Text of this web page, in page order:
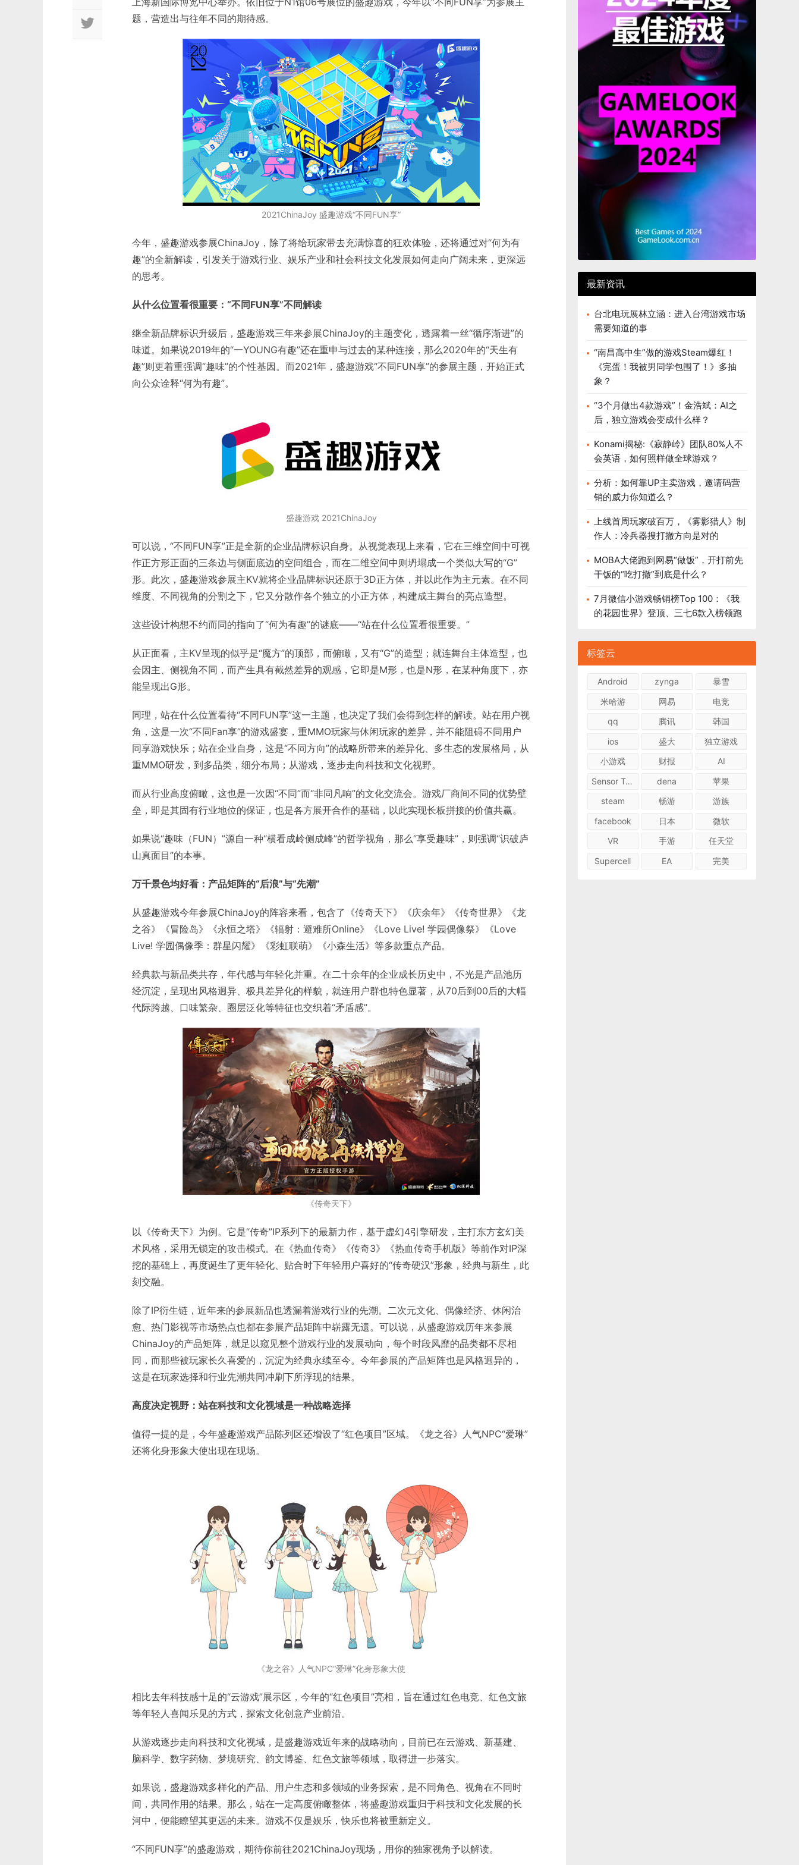
题，营造出与往年不同的期待感。
2021ChinaJoy 盛趣游戏“不同FUN享”
今年，盛趣游戏参展ChinaJoy，除了将给玩家带去充满惊喜的狂欢体验，还将通过对“何为有
趣”的全新解读，引发关于游戏行业、娱乐产业和社会科技文化发展如何走向广阔未来，更深远
的思考。
从什么位置看很重要：“不同FUN享”不同解读
继全新品牌标识升级后，盛趣游戏三年来参展ChinaJoy的主题变化，透露着一丝“循序渐进”的
味道。如果说2019年的“一YOUNG有趣”还在重申与过去的某种连接，那么2020年的“天生有
趣”则更着重强调“趣味”的个性基因。而2021年，盛趣游戏“不同FUN享”的参展主题，开始正式
向公众诠释“何为有趣”。
盛趣游戏 2021ChinaJoy
可以说，“不同FUN享”正是全新的企业品牌标识自身。从视觉表现上来看，它在三维空间中可视
作正方形正面的三条边与侧面底边的空间组合，而在二维空间中则坍塌成一个类似大写的“G”
形。此次，盛趣游戏参展主KV就将企业品牌标识还原于3D正方体，并以此作为主元素。在不同
维度、不同视角的分割之下，它又分散作各个独立的小正方体，构建成主舞台的亮点造型。
这些设计构想不约而同的指向了“何为有趣”的谜底——“站在什么位置看很重要。”
从正面看，主KV呈现的似乎是“魔方”的顶部，而俯瞰，又有“G”的造型；就连舞台主体造型，也
会因主、侧视角不同，而产生具有截然差异的观感，它即是M形，也是N形，在某种角度下，亦
能呈现出G形。
同理，站在什么位置看待“不同FUN享”这一主题，也决定了我们会得到怎样的解读。站在用户视
角，这是一次“不同Fan享”的游戏盛宴，重MMO玩家与休闲玩家的差异，并不能阻碍不同用户
同享游戏快乐；站在企业自身，这是“不同方向”的战略所带来的差异化、多生态的发展格局，从
重MMO研发，到多品类，细分布局；从游戏，逐步走向科技和文化视野。
而从行业高度俯瞰，这也是一次因“不同”而“非同凡响”的文化交流会。游戏厂商间不同的优势壁
垒，即是其固有行业地位的保证，也是各方展开合作的基础，以此实现长板拼接的价值共赢。
如果说“趣味（FUN）”源自一种“横看成岭侧成峰”的哲学视角，那么“享受趣味”，则强调“识破庐
山真面目”的本事。
万千景色均好看：产品矩阵的“后浪”与“先潮”
从盛趣游戏今年参展ChinaJoy的阵容来看，包含了《传奇天下》《庆余年》《传奇世界》《龙
之谷》《冒险岛》《永恒之塔》《辐射：避难所Online》《Love Live! 学园偶像祭》《Love
Live! 学园偶像季：群星闪耀》《彩虹联萌》《小森生活》等多款重点产品。
经典款与新品类共存，年代感与年轻化并重。在二十余年的企业成长历史中，不光是产品池历
经沉淀，呈现出风格迥异、极具差异化的样貌，就连用户群也特色显著，从70后到00后的大幅
代际跨越、口味繁杂、圈层泛化等特征也交织着“矛盾感”。
《传奇天下》
以《传奇天下》为例。它是“传奇”IP系列下的最新力作，基于虚幻4引擎研发，主打东方玄幻美
术风格，采用无锁定的攻击模式。在《热血传奇》《传奇3》《热血传奇手机版》等前作对IP深
挖的基础上，再度诞生了更年轻化、贴合时下年轻用户喜好的“传奇硬汉”形象，经典与新生，此
刻交融。
除了IP衍生链，近年来的参展新品也透漏着游戏行业的先潮。二次元文化、偶像经济、休闲治
愈、热门影视等市场热点也都在参展产品矩阵中崭露无遗。可以说，从盛趣游戏历年来参展
ChinaJoy的产品矩阵，就足以窥见整个游戏行业的发展动向，每个时段风靡的品类都不尽相
同，而那些被玩家长久喜爱的，沉淀为经典永续至今。今年参展的产品矩阵也是风格迥异的，
这是在玩家选择和行业先潮共同冲刷下所浮现的结果。
高度决定视野：站在科技和文化视域是一种战略选择
值得一提的是，今年盛趣游戏产品陈列区还增设了“红色项目”区域。《龙之谷》人气NPC“爱琳”
还将化身形象大使出现在现场。
《龙之谷》人气NPC“爱琳”化身形象大使
相比去年科技感十足的“云游戏”展示区，今年的“红色项目”亮相，旨在通过红色电竞、红色文旅
等年轻人喜闻乐见的方式，探索文化创意产业前沿。
从游戏逐步走向科技和文化视域，是盛趣游戏近年来的战略动向，目前已在云游戏、新基建、
脑科学、数字药物、梦境研究、韵文博鉴、红色文旅等领域，取得进一步落实。
如果说，盛趣游戏多样化的产品、用户生态和多领域的业务探索，是不同角色、视角在不同时
间，共同作用的结果。那么，站在一定高度俯瞰整体，将盛趣游戏重归于科技和文化发展的长
河中，便能瞭望其更远的未来。游戏不仅是娱乐，快乐也将被重新定义。
“不同FUN享”的盛趣游戏，期待你前往2021ChinaJoy现场，用你的独家视角予以解读。
最新资讯
台北电玩展林立涵：进入台湾游戏市场
需要知道的事
“南昌高中生”做的游戏Steam爆红！
《完蛋！我被男同学包围了！》多抽
象？
“3个月做出4款游戏”！金浩斌：AI之
后，独立游戏会变成什么样？
Konami揭秘:《寂静岭》团队80%人不
会英语，如何照样做全球游戏？
分析：如何靠UP主卖游戏，邀请码营
销的威力你知道么？
上线首周玩家破百万，《雾影猎人》制
作人：冷兵器搜打撤方向是对的
MOBA大佬跑到网易“做饭”，开打前先
干饭的“吃打撤”到底是什么？
7月微信小游戏畅销榜Top 100：《我
的花园世界》登顶、三七6款入榜领跑
标签云
Android zynga
暴雪
米哈游
网易
电竞
qq
腾讯
韩国
ios
盛大
独立游戏
小游戏
财报
AI
Sensor Tower
dena
苹果
steam
畅游
游族
facebook
日本
微软
VR
手游
任天堂
Supercell
EA 完美